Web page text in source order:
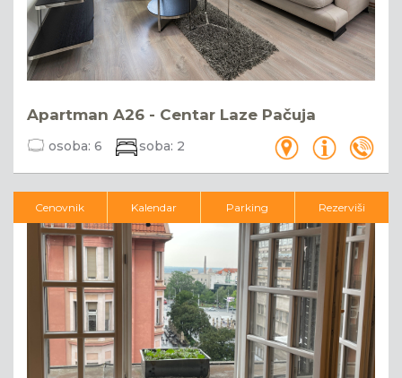
Apartman A26 - Centar Laze Pačuja
osoba: 6 soba: 2
Cenovnik Kalendar Parking Rezerviši